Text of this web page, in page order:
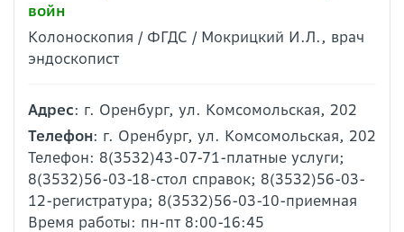
войн
Колоноскопия / ФГДС / Мокрицкий И.Л., врач
эндоскопист
Адрес: г. Оренбург, ул. Комсомольская, 202
Телефон: г. Оренбург, ул. Комсомольская, 202
Телефон: 8(3532)43-07-71-платные услуги;
8(3532)56-03-18-стол справок; 8(3532)56-03-
12-регистратура; 8(3532)56-03-10-приемная
Время работы: пн-пт 8:00-16:45